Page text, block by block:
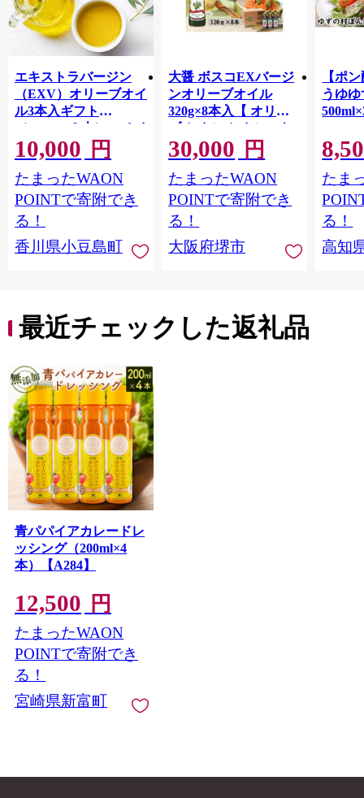
エキストラバージン
（EXV）オリーブオイ
ル3本入ギフト
（150ml×３本）スペイ
ン産
10,000 円
たまったWAON
POINTで寄附でき
る！
香川県小豆島町
大醤 ボスコEXバージ
ンオリーブオイル
320g×8本入【 オリー
ブオイル オイル エキ
ストラバージンオリー
ブオイル エクストラ
バージン エキストラ
バージンオイル 調味
料 高品質 ヘルシー サ
ラダ パスタ 洋食 人気
おすすめ 送料無料 大
30,000 円
たまったWAON
POINTで寄附でき
る！
大阪府堺市
【ポ
うゆ
たま
る！
高知
最近チェックした返礼品
青パパイアカレードレ
ッシング（200ml×4
本）【A284】
12,500 円
たまったWAON
POINTで寄附でき
る！
宮崎県新富町